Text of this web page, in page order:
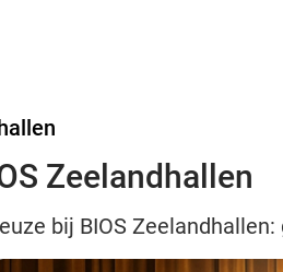
Zeelandhallen
bij BIOS